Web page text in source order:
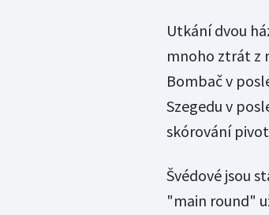
Utkání dvou
mnoho ztrát z
Bombač v
Szegedu v
skórování
Švédové jsou
"main round"